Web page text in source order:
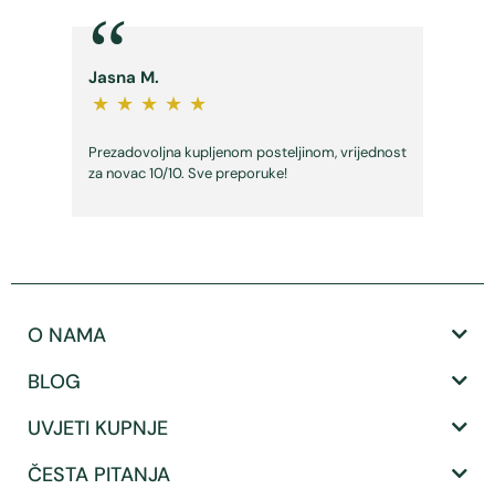
“
Jasna M.
★ ★ ★ ★ ★
Prezadovoljna kupljenom posteljinom, vrijednost
za novac 10/10. Sve preporuke!
O NAMA
BLOG
UVJETI KUPNJE
ČESTA PITANJA